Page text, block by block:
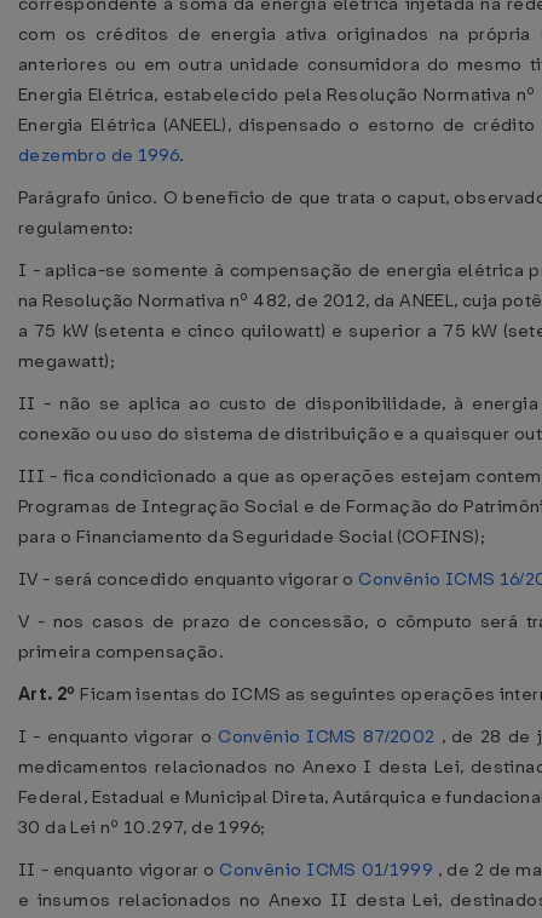
com os créditos de energia ativa originados na
anteriores ou em outra unidade consumidora do mesmo
Energia Elétrica, estabelecido pela Resolução Normativa
Energia Elétrica (ANEEL), dispensado o estorno de
dezembro de 1996.
Parágrafo único. O benefício de que trata o caput,
regulamento:
I - aplica-se somente à compensação de energia elétrica
na Resolução Normativa nº 482, de 2012, da ANEEL, cuja
a 75 kW (setenta e cinco quilowatt) e superior a 75 kW
megawatt);
II - não se aplica ao custo de disponibilidade, à
conexão ou uso do sistema de distribuição e a quaisquer
III - fica condicionado a que as operações estejam
Programas de Integração Social e de Formação do
para o Financiamento da Seguridade Social (COFINS);
IV - será concedido enquanto vigorar o Convênio ICMS 16/
V - nos casos de prazo de concessão, o cômputo será
primeira compensação.
Art. 2º Ficam isentas do ICMS as seguintes operações
I - enquanto vigorar o Convênio ICMS 87/2002 , de 28 de
medicamentos relacionados no Anexo I desta Lei,
Federal, Estadual e Municipal Direta, Autárquica e
30 da Lei nº 10.297, de 1996;
II - enquanto vigorar o Convênio ICMS 01/1999 , de 2 de
e insumos relacionados no Anexo II desta Lei,